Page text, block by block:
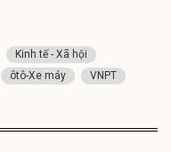
Kinh tế - Xã hội
ôtô-Xe máy
VNPT